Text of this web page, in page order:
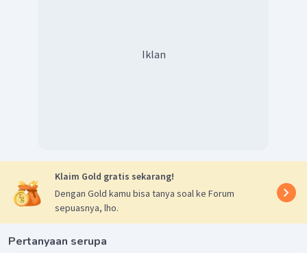
Iklan
Klaim Gold gratis sekarang!
Dengan Gold kamu bisa tanya soal ke Forum
sepuasnya, lho.
Pertanyaan serupa